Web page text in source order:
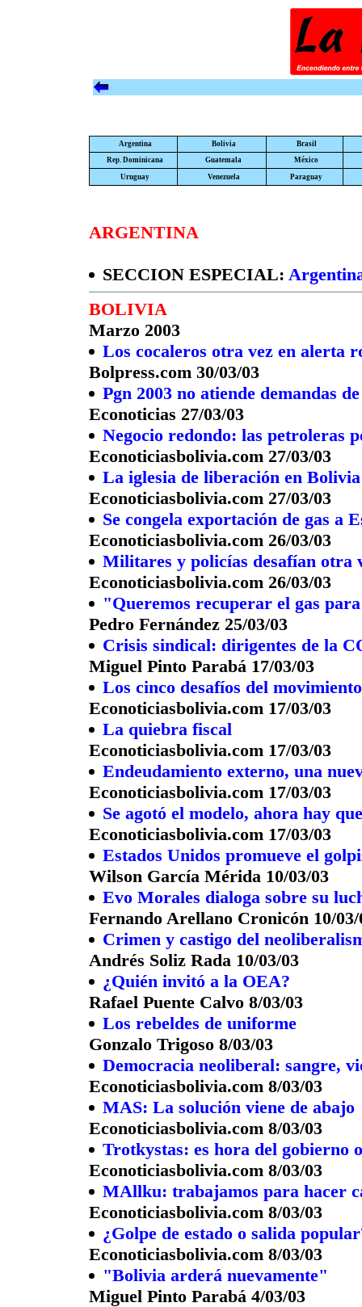
Argentina Bolivia
Brasil
Rep. Dominicana
Guatemala México
Uruguay Venezuela Paraguay
ARGENTINA
SECCION ESPECIAL:
BOLIVIA
Marzo 2003
Los cocaleros otra vez en alerta
Bolpress.com 30/03/03
Pgn 2003 no atiende demandas
Econoticias 27/03/03
Negocio redondo: las petroleras
Econoticiasbolivia.com 27/03/03
La iglesia de liberación en Bolivia
Econoticiasbolivia.com 27/03/03
Se congela exportación de gas a
Econoticiasbolivia.com 26/03/03
Militares y policías desafían otra
Econoticiasbolivia.com 26/03/03
"Queremos recuperar el gas
Pedro Fernández 25/03/03
Crisis sindical: dirigentes de la
Miguel Pinto Parabá 17/03/03
Los cinco desafíos del
Econoticiasbolivia.com 17/03/03
La quiebra fiscal
Econoticiasbolivia.com 17/03/03
Endeudamiento externo, una
Econoticiasbolivia.com 17/03/03
Se agotó el modelo, ahora hay
Econoticiasbolivia.com 17/03/03
Estados Unidos promueve el
Wilson García Mérida 10/03/03
Evo Morales dialoga sobre su
Fernando Arellano Cronicón 10/03/
Crimen y castigo del
Andrés Soliz Rada 10/03/03
¿Quién invitó a la OEA?
Rafael Puente Calvo 8/03/03
Los rebeldes de uniforme
Gonzalo Trigoso 8/03/03
Democracia neoliberal: sangre,
Econoticiasbolivia.com 8/03/03
MAS: La solución viene de abajo
Econoticiasbolivia.com 8/03/03
Trotkystas: es hora del gobierno
Econoticiasbolivia.com 8/03/03
MAllku: trabajamos para hacer
Econoticiasbolivia.com 8/03/03
¿Golpe de estado o salida
Econoticiasbolivia.com 8/03/03
"Bolivia arderá nuevamente"
Miguel Pinto Parabá 4/03/03